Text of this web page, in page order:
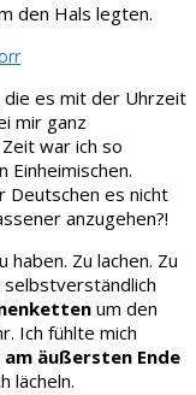
den Hals legten.
die es mit der Uhrzeit
mir ganz
war ich so
Deutschen es nicht
anzugehen?!
Zu lachen. Zu
selbstverständlich
um den
Ich fühlte mich
äußersten Ende
lächeln.